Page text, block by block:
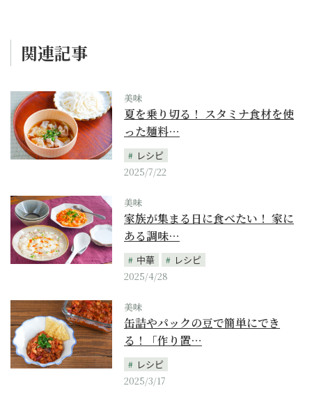
関連記事
美味
夏を乗り切る！ スタミナ食材を使
った麺料…
レシピ
2025/7/22
美味
家族が集まる日に食べたい！ 家に
ある調味…
中華
レシピ
2025/4/28
美味
缶詰やパックの豆で簡単にでき
る！「作り置…
レシピ
2025/3/17